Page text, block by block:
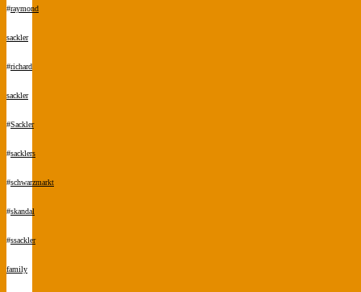
#raymond
sackler
#richard
sackler
#Sackler
#sacklers
#schwarzmarkt
#skandal
#ssackler
family